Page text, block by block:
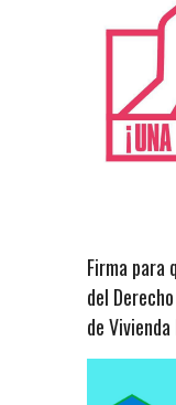
Firma para
del
de